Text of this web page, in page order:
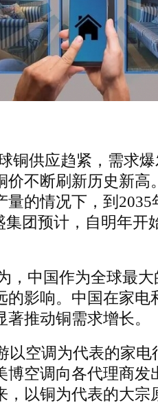
铜供应趋紧，需求
价不断刷新历史新高
量的情况下，到
集团预计，自明年开
，中国作为全球最
的影响。中国在家电
推动铜需求增长。
以空调为代表的家
博空调向各代理商发
，以铜为代表的大宗